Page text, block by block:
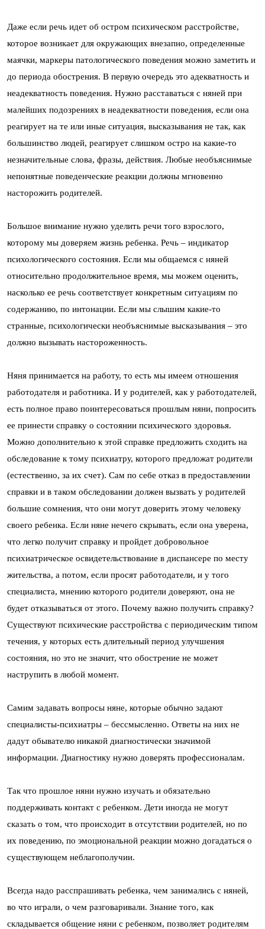
Даже если речь идет об остром психическом расстройстве,
которое возникает для окружающих внезапно, определенные
маячки, маркеры патологического поведения можно заметить и
до периода обострения. В первую очередь это адекватность и
неадекватность поведения. Нужно расставаться с няней при
малейших подозрениях в неадекватности поведения, если она
реагирует на те или иные ситуация, высказывания не так, как
большинство людей, реагирует слишком остро на какие-то
незначительные слова, фразы, действия. Любые необъяснимые
непонятные поведенческие реакции должны мгновенно
насторожить родителей.
Большое внимание нужно уделить речи того взрослого,
которому мы доверяем жизнь ребенка. Речь – индикатор
психологического состояния. Если мы общаемся с няней
относительно продолжительное время, мы можем оценить,
насколько ее речь соответствует конкретным ситуациям по
содержанию, по интонации. Если мы слышим какие-то
странные, психологически необъяснимые высказывания – это
должно вызывать настороженность.
Няня принимается на работу, то есть мы имеем отношения
работодателя и работника. И у родителей, как у работодателей,
есть полное право поинтересоваться прошлым няни, попросить
ее принести справку о состоянии психического здоровья.
Можно дополнительно к этой справке предложить сходить на
обследование к тому психиатру, которого предложат родители
(естественно, за их счет). Сам по себе отказ в предоставлении
справки и в таком обследовании должен вызвать у родителей
большие сомнения, что они могут доверить этому человеку
своего ребенка. Если няне нечего скрывать, если она уверена,
что легко получит справку и пройдет добровольное
психиатрическое освидетельствование в диспансере по месту
жительства, а потом, если просят работодатели, и у того
специалиста, мнению которого родители доверяют, она не
будет отказываться от этого. Почему важно получить справку?
Существуют психические расстройства с периодическим типом
течения, у которых есть длительный период улучшения
состояния, но это не значит, что обострение не может
наструпить в любой момент.
Самим задавать вопросы няне, которые обычно задают
специалисты-психиатры – бессмысленно. Ответы на них не
дадут обывателю никакой диагностически значимой
информации. Диагностику нужно доверять профессионалам.
Так что прошлое няни нужно изучать и обязательно
поддерживать контакт с ребенком. Дети иногда не могут
сказать о том, что происходит в отсутствии родителей, но по
их поведению, по эмоциональной реакции можно догадаться о
существующем неблагополучии.
Всегда надо расспрашивать ребенка, чем занимались с няней,
во что играли, о чем разговаривали. Знание того, как
складывается общение няни с ребенком, позволяет родителям